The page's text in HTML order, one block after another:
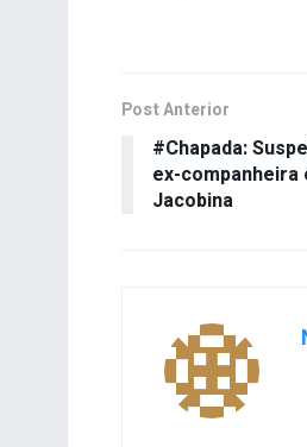
Post Anterior
#Chapada:
ex-companheira
Jacobina